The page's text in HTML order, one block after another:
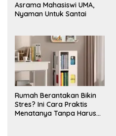
Asrama Mahasiswi UMA,
Nyaman Untuk Santai
Rumah Berantakan Bikin
Stres? Ini Cara Praktis
Menatanya Tanpa Harus